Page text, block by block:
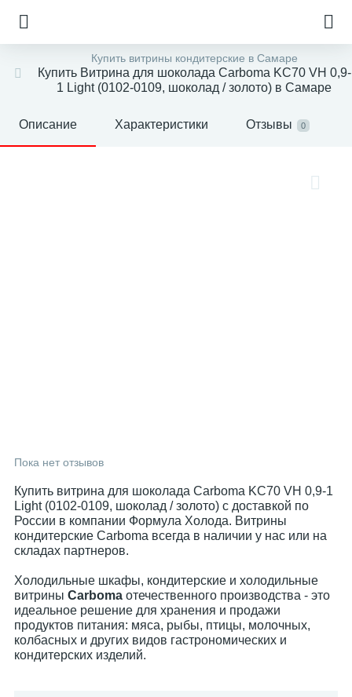
Купить витрины кондитерские в Самаре
Купить Витрина для шоколада Carboma KC70 VH 0,9-
1 Light (0102-0109, шоколад / золото) в Самаре
Описание Характеристики Отзывы 0
Пока нет отзывов
Купить витрина для шоколада Carboma KC70 VH 0,9-1
Light (0102-0109, шоколад / золото) с доставкой по
России в компании Формула Холода. Витрины
кондитерские Carboma всегда в наличии у нас или на
складах партнеров.
Холодильные шкафы, кондитерские и холодильные
витрины Carboma отечественного производства - это
идеальное решение для хранения и продажи
продуктов питания: мяса, рыбы, птицы, молочных,
колбасных и других видов гастрономических и
кондитерских изделий.